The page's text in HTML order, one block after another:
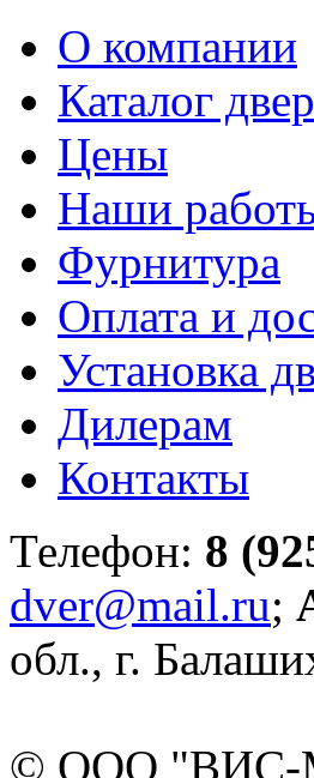
О компании
Каталог
Цены
Наши
Фурнитура
Оплата и
Установка
Дилерам
Контакты
Телефон: 8
dver@mail.ru;
обл., г.
© ООО "ВИС-